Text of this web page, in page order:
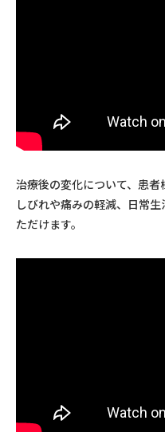
治療後の変化について、患者
しびれや痛みの軽減、日常
ただけます。